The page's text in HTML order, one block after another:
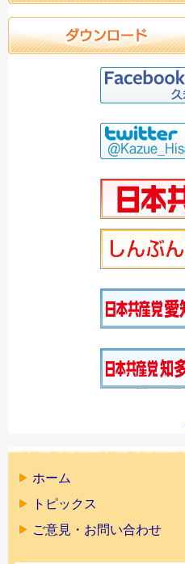
ホーム
トピックス
ご意見・お問い合わせ